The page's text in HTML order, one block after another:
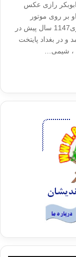
رازی عکس
بر روی موتور
جستجوگر خود قرار داد.ابوبکر محمد بن زکریا رازی1147 سال پیش در
و در بغداد پایتخت
، شیمی…